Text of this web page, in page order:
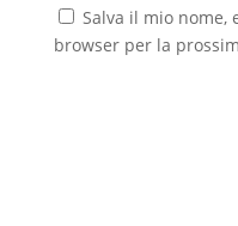
Salva il mio nome,
browser per la